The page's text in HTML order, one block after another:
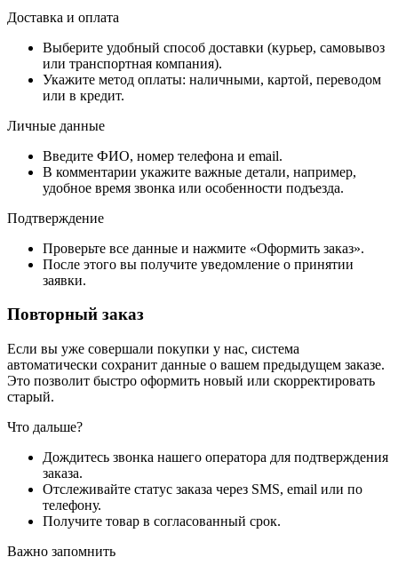
Доставка и оплата
Выберите удобный способ доставки (курьер, самовывоз
или транспортная компания).
Укажите метод оплаты: наличными, картой, переводом
или в кредит.
Личные данные
Введите ФИО, номер телефона и email.
В комментарии укажите важные детали, например,
удобное время звонка или особенности подъезда.
Подтверждение
Проверьте все данные и нажмите «Оформить заказ».
После этого вы получите уведомление о принятии
заявки.
Повторный заказ
Если вы уже совершали покупки у нас, система
автоматически сохранит данные о вашем предыдущем заказе.
Это позволит быстро оформить новый или скорректировать
старый.
Что дальше?
Дождитесь звонка нашего оператора для подтверждения
заказа.
Отслеживайте статус заказа через SMS, email или по
телефону.
Получите товар в согласованный срок.
Важно запомнить